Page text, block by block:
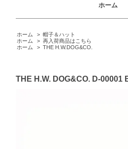
ホーム
ホーム > 帽子＆ハット
ホーム
> 再入荷商品はこちら
ホーム
> THE H.W.DOG&CO.
THE H.W. DOG&CO. D-